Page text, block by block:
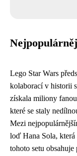
Lego Star Wars
kolaborací v historii
získala miliony
které se staly
Mezi
loď Hana Sola,
tohoto setu